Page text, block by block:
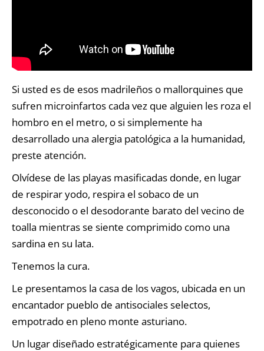
Si usted es de esos madrileños o mallorquines que
sufren microinfartos cada vez que alguien les roza el
hombro en el metro, o si simplemente ha
desarrollado una alergia patológica a la humanidad,
preste atención.
Olvídese de las playas masificadas donde, en lugar
de respirar yodo, respira el sobaco de un
desconocido o el desodorante barato del vecino de
toalla mientras se siente comprimido como una
sardina en su lata.
Tenemos la cura.
Le presentamos la casa de los vagos, ubicada en un
encantador pueblo de antisociales selectos,
empotrado en pleno monte asturiano.
Un lugar diseñado estratégicamente para quienes